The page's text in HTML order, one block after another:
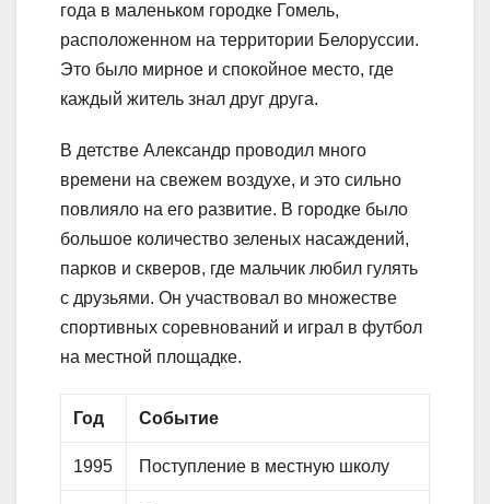
года в маленьком городке Гомель,
расположенном на территории Белоруссии.
Это было мирное и спокойное место, где
каждый житель знал друг друга.
В детстве Александр проводил много
времени на свежем воздухе, и это сильно
повлияло на его развитие. В городке было
большое количество зеленых насаждений,
парков и скверов, где мальчик любил гулять
с друзьями. Он участвовал во множестве
спортивных соревнований и играл в футбол
на местной площадке.
Год Событие
1995 Поступление в местную школу